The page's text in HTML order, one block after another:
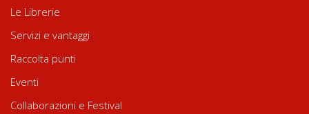
Le Librerie
Servizi e vantaggi
Raccolta punti
Eventi
Collaborazioni e Festival